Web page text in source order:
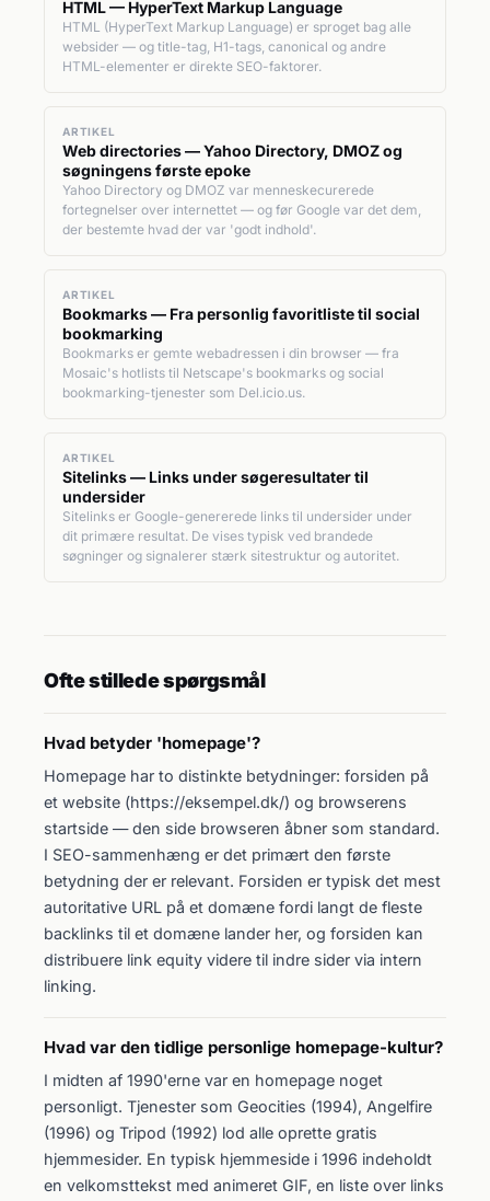
HTML — HyperText Markup Language
HTML (HyperText Markup Language) er sproget bag alle
websider — og title-tag, H1-tags, canonical og andre
HTML-elementer er direkte SEO-faktorer.
ARTIKEL
Web directories — Yahoo Directory, DMOZ og
søgningens første epoke
Yahoo Directory og DMOZ var menneskecurerede
fortegnelser over internettet — og før Google var det dem,
der bestemte hvad der var 'godt indhold'.
ARTIKEL
Bookmarks — Fra personlig favoritliste til social
bookmarking
Bookmarks er gemte webadressen i din browser — fra
Mosaic's hotlists til Netscape's bookmarks og social
bookmarking-tjenester som Del.icio.us.
ARTIKEL
Sitelinks — Links under søgeresultater til
undersider
Sitelinks er Google-genererede links til undersider under
dit primære resultat. De vises typisk ved brandede
søgninger og signalerer stærk sitestruktur og autoritet.
Ofte stillede spørgsmål
Hvad betyder 'homepage'?
Homepage har to distinkte betydninger: forsiden på
et website (https://eksempel.dk/) og browserens
startside — den side browseren åbner som standard.
I SEO-sammenhæng er det primært den første
betydning der er relevant. Forsiden er typisk det mest
autoritative URL på et domæne fordi langt de fleste
backlinks til et domæne lander her, og forsiden kan
distribuere link equity videre til indre sider via intern
linking.
Hvad var den tidlige personlige homepage-kultur?
I midten af 1990'erne var en homepage noget
personligt. Tjenester som Geocities (1994), Angelfire
(1996) og Tripod (1992) lod alle oprette gratis
hjemmesider. En typisk hjemmeside i 1996 indeholdt
en velkomsttekst med animeret GIF, en liste over links